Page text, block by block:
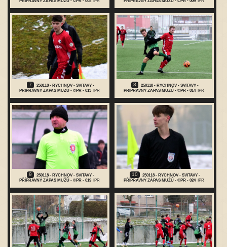
7
250118 - RYCHNOV - SVITAVY -
PŘÍPRAVNÝ ZÁPAS MUŽŮ - ©PR - 013
IPR
8
250118 - RYCHNOV - SVITAVY -
PŘÍPRAVNÝ ZÁPAS MUŽŮ - ©PR - 014
IPR
9
250118 - RYCHNOV - SVITAVY -
PŘÍPRAVNÝ ZÁPAS MUŽŮ - ©PR - 019
IPR
10
250118 - RYCHNOV - SVITAVY -
PŘÍPRAVNÝ ZÁPAS MUŽŮ - ©PR - 024
IPR